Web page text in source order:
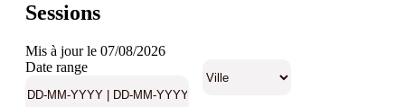
Sessions
Mis à jour le 07/08/2026
Date range